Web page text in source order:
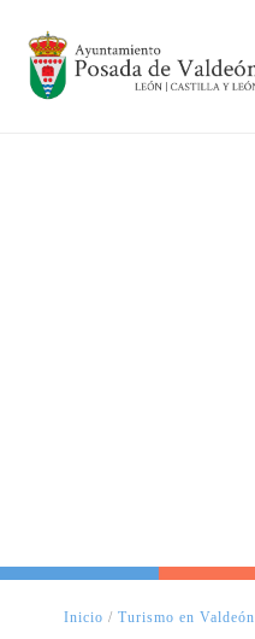
Inicio / Turismo en Valdeón